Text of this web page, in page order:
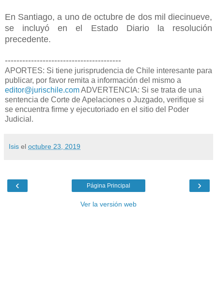
En Santiago, a uno de octubre de dos mil diecinueve,
se incluyó en el Estado Diario la resolución
precedente.
----------------------------------------
APORTES: Si tiene jurisprudencia de Chile interesante para
publicar, por favor remita a información del mismo a
editor@jurischile.comADVERTENCIA: Si se trata de una
sentencia de Corte de Apelaciones o Juzgado, verifique si
se encuentra firme y ejecutoriado en el sitio del Poder
Judicial.
Isis el octubre 23, 2019
‹ ›
Página Principal
Ver la versión web